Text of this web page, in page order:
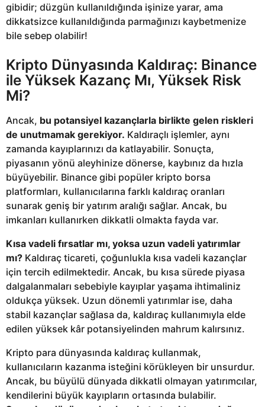
gibidir; düzgün kullanıldığında işinize yarar, ama
dikkatsizce kullanıldığında parmağınızı kaybetmenize
bile sebep olabilir!
Kripto Dünyasında Kaldıraç: Binance
ile Yüksek Kazanç Mı, Yüksek Risk
Mi?
Ancak, bu potansiyel kazançlarla birlikte gelen riskleri
de unutmamak gerekiyor. Kaldıraçlı işlemler, aynı
zamanda kayıplarınızı da katlayabilir. Sonuçta,
piyasanın yönü aleyhinize dönerse, kaybınız da hızla
büyüyebilir. Binance gibi popüler kripto borsa
platformları, kullanıcılarına farklı kaldıraç oranları
sunarak geniş bir yatırım aralığı sağlar. Ancak, bu
imkanları kullanırken dikkatli olmakta fayda var.
Kısa vadeli fırsatlar mı, yoksa uzun vadeli yatırımlar
mı? Kaldıraç ticareti, çoğunlukla kısa vadeli kazançlar
için tercih edilmektedir. Ancak, bu kısa sürede piyasa
dalgalanmaları sebebiyle kayıplar yaşama ihtimaliniz
oldukça yüksek. Uzun dönemli yatırımlar ise, daha
stabil kazançlar sağlasa da, kaldıraç kullanımıyla elde
edilen yüksek kâr potansiyelinden mahrum kalırsınız.
Kripto para dünyasında kaldıraç kullanmak,
kullanıcıların kazanma isteğini körükleyen bir unsurdur.
Ancak, bu büyülü dünyada dikkatli olmayan yatırımcılar,
kendilerini büyük kayıpların ortasında bulabilir.